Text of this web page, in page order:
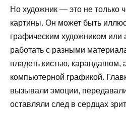
Но художник — это не только
картины. Он может быть
графическим художником или
работать с разными
владеть кистью, карандашом,
компьютерной графикой.
вызывали эмоции,
оставляли след в сердцах